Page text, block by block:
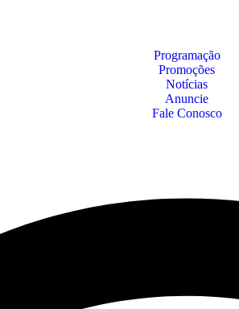
Programação
Promoções
Notícias
Anuncie
Fale Conosco